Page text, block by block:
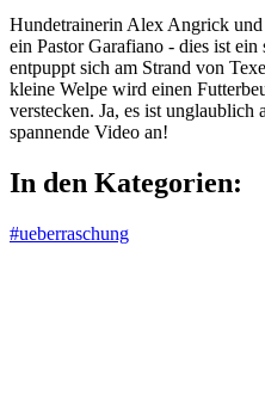
Hundetrainerin Alex Angrick
ein Pastor Garafiano - dies ist ein
entpuppt sich am Strand von
kleine Welpe wird einen
verstecken. Ja, es ist unglaublich
spannende Video an!
In den Kategorien:
#ueberraschung